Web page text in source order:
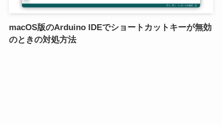
macOS版のArduino IDEでショートカットキーが無効
のときの対処方法